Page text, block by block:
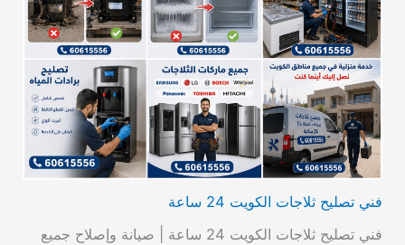
فني تصليح ثلاجات الكويت 24 ساعة
فني تصليح ثلاجات الكويت 24 ساعة | صيانة وإصلاح جميع